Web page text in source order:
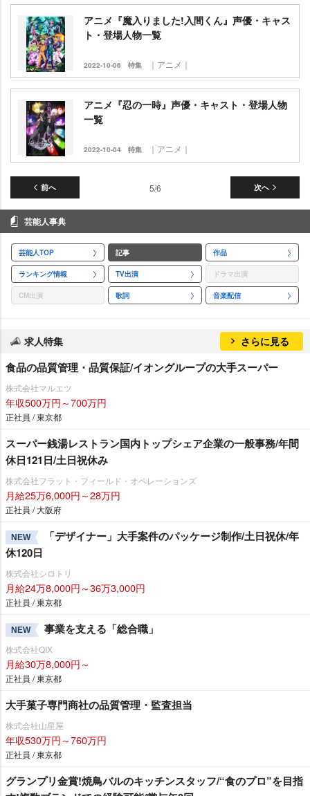
アニメ『魔入りました!入間くん』声優・キャス
ト・登場人物一覧
2022-10-06 特集 ｜アニメ｜
アニメ『忍の一時』声優・キャスト・登場人物
一覧
2022-10-04 特集 ｜アニメ｜
前へ 次へ
5/6
芸能人事典
芸能人TOP 記事 作品
ランキング情報 TV出演 ドラマ出演
CM出演 歌詞 音楽配信
求人特集 さらに見る
食品の品質管理・品質保証/イオングループの大手スーパー
株式会社マルエツ
年収500万円～700万円
正社員 / 東京都
スーパー銭湯レストラン国内トップシェア企業の一般事務/年間
休日121日/土日祝休み
株式会社フラット・フィールド・オペレーションズ
月給25万6,000円～28万円
正社員 / 大阪府
NEW
「デザイナー」大手案件のパッケージ制作/土日祝休/年
休120日
株式会社シロトリ
月給24万8,000円～36万3,000円
正社員 / 東京都
NEW 事業を支える「総合職」
株式会社QIX
月給30万8,000円～
正社員 / 東京都
大手菓子専門商社の品質管理・監査担当
株式会社山星屋
年収530万円～760万円
正社員 / 東京都
グランプリ金賞!焼鳥バルのキッチンスタッフ/“食のプロ”を目指